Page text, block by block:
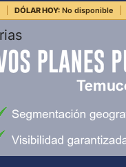
DÓLAR HOY: No disponible